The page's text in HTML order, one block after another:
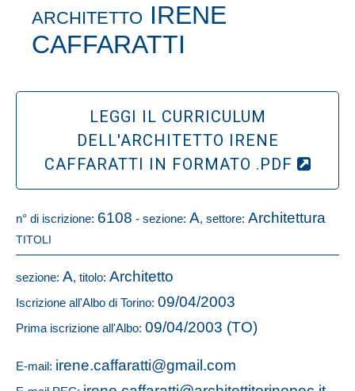
ARCHITETTO IRENE
CAFFARATTI
LEGGI IL CURRICULUM
DELL'ARCHITETTO IRENE
CAFFARATTI IN FORMATO .PDF
n° di iscrizione: 6108 - sezione: A, settore: Architettura
TITOLI
sezione: A, titolo: Architetto
Iscrizione all'Albo di Torino: 09/04/2003
Prima iscrizione all'Albo: 09/04/2003 (TO)
E-mail: irene.caffaratti@gmail.com